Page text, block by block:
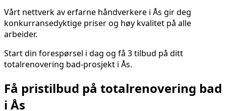
Vårt nettverk av erfarne håndverkere i Ås gir deg
konkurransedyktige priser og høy kvalitet på alle
arbeider.
Start din forespørsel i dag og få 3 tilbud på ditt
totalrenovering bad-prosjekt i Ås.
Få pristilbud på totalrenovering bad
i Ås